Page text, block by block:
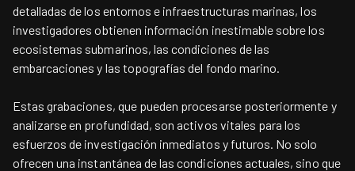
detalladas de los entornos e infraestructuras marinas, los
investigadores obtienen información inestimable sobre los
ecosistemas submarinos, las condiciones de las
embarcaciones y las topografías del fondo marino.
Estas grabaciones, que pueden procesarse posteriormente y
analizarse en profundidad, son activos vitales para los
esfuerzos de investigación inmediatos y futuros. No solo
ofrecen una instantánea de las condiciones actuales, sino que